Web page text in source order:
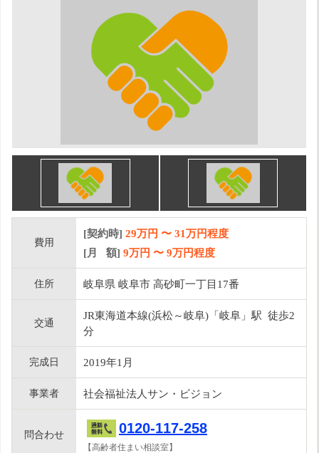
費用
[契約時] 29万円 〜 31万円程度
[月 額] 9万円 〜 9万円程度
住所 岐阜県 岐阜市 高砂町一丁目17番
交通
JR東海道本線(浜松～岐阜)「岐阜」駅 徒歩2
分
完成日 2019年1月
事業者 社会福祉法人サン・ビジョン
問合わせ 0120-117-258
【高齢者住まい相談室】